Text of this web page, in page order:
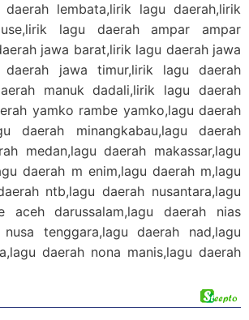
daerah lembata,lirik lagu daerah,lirik
lagu daerah ampar ampar
jawa barat,lirik lagu daerah jawa
daerah jawa timur,lirik lagu daerah
manuk dadali,lirik lagu daerah
yamko rambe yamko,lagu daerah
daerah minangkabau,lagu daerah
medan,lagu daerah makassar,lagu
daerah m enim,lagu daerah m,lagu
ntb,lagu daerah nusantara,lagu
aceh darussalam,lagu daerah nias
tenggara,lagu daerah nad,lagu
daerah nona manis,lagu daerah